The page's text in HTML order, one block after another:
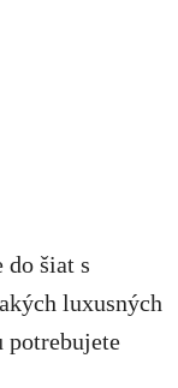
šiat s
luxusných
potrebujete